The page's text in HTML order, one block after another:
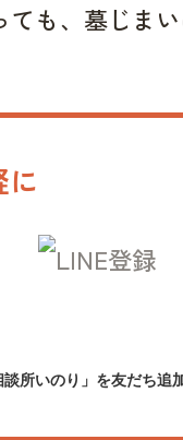
も、墓じま
に
所いのり」を友だち追